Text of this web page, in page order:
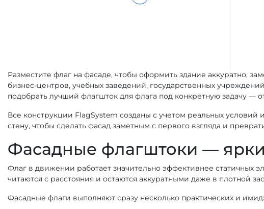
Разместите флаг на фасаде, чтобы оформить здание аккуратно,
бизнес-центров, учебных заведений, государственных
подобрать лучший флагшток для флага под конкретную задачу
Все конструкции FlagSystem созданы с учетом реальных
стену, чтобы сделать фасад заметным с первого взгляда и
Фасадные флагштоки —
Флаг в движении работает значительно эффективнее статичных
читаются с расстояния и остаются аккуратными даже в плотной
Фасадные флаги выполняют сразу несколько практических и